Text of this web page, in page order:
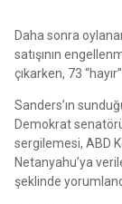
Daha sonra
satışının
çıkarken, 73
Sanders’ın
Demokrat
sergilemesi, ABD
Netanyahu’ya
şeklinde